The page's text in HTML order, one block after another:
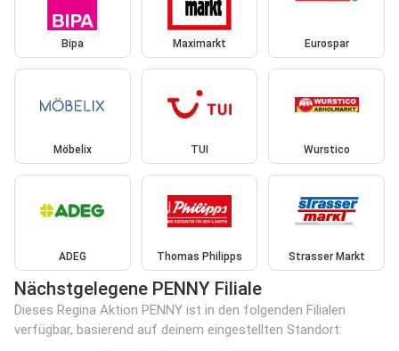
Bipa Maximarkt Eurospar
Möbelix TUI Wurstico
ADEG Thomas Philipps Strasser Markt
Nächstgelegene PENNY Filiale
Dieses Regina Aktion PENNY ist in den folgenden Filialen
verfügbar, basierend auf deinem eingestellten Standort: